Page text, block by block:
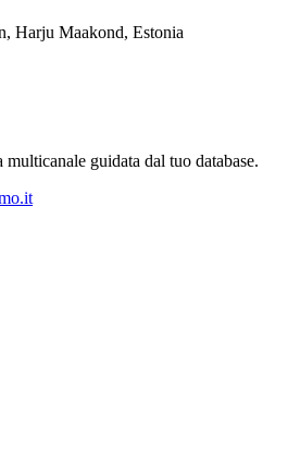
Harju Maakond, Estonia
guidata dal tuo database.